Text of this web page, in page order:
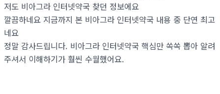
저도 비아그라 인터넷약국 찾던 정보에요
깔끔하네요 지금까지 본 비아그라 인터넷약국 내용 중 단연 최고
네요
정말 감사드립니다. 비아그라 인터넷약국 핵심만 쏙쏙 뽑아 알려
주셔서 이해하기가 훨씬 수월했어요.